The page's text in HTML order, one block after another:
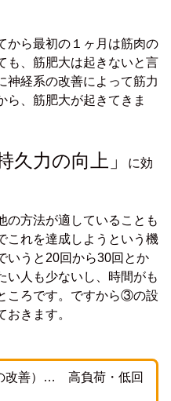
から最初の１ヶ月は筋肉の
も、筋肥大は起きないと言
神経系の改善によって筋力
ら、筋肥大が起きてきま
久力の向上」
に効
の方法が適していることも
これを達成しようという機
いうと20回から30回とか
い人も少ないし、時間がも
ころです。ですから③の設
きます。
改善）… 高負荷・低回